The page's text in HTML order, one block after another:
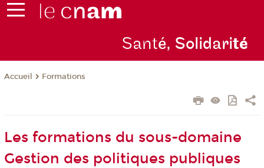
Santé, Solidarité
Accueil Formations
Les formations du sous-domaine
Gestion des politiques publiques